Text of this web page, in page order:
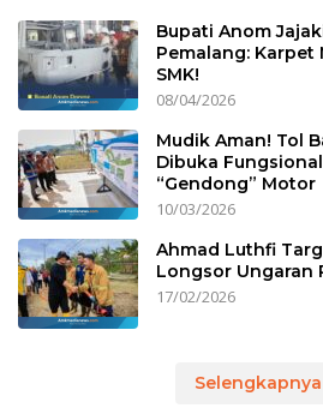
Bupati Anom
Pemalang: Karpet
SMK!
08/04/2026
Mudik Aman! Tol
Dibuka
“Gendong” Motor
10/03/2026
Ahmad Luthfi
Longsor Ungaran
17/02/2026
Selengkapnya